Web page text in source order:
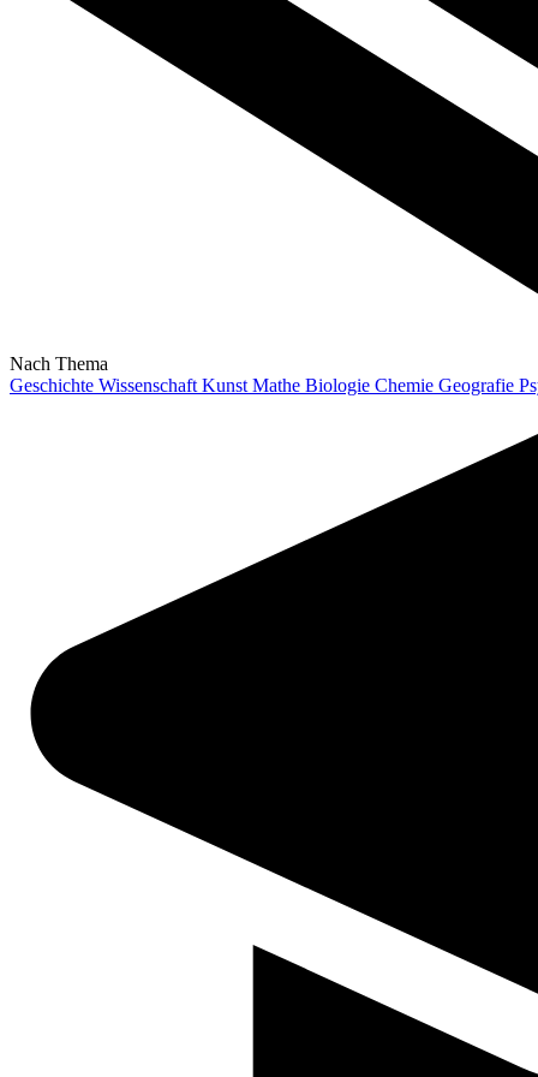
Nach Thema
Geschichte Wissenschaft Kunst Mathe Biologie Chemie Geografie